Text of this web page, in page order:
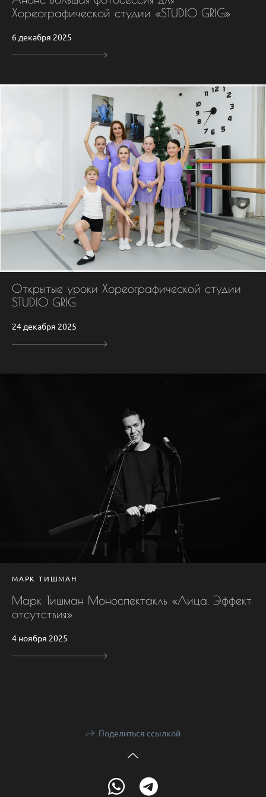
Хореографической студии «STUDIO GRIG»
6 декабря 2025
Открытые уроки Хореографической студии
STUDIO GRIG
24 декабря 2025
МАРК ТИШМАН
Марк Тишман Моноспектакль «Лица. Эффект
отсутствия»
4 ноября 2025
Поделиться ссылкой